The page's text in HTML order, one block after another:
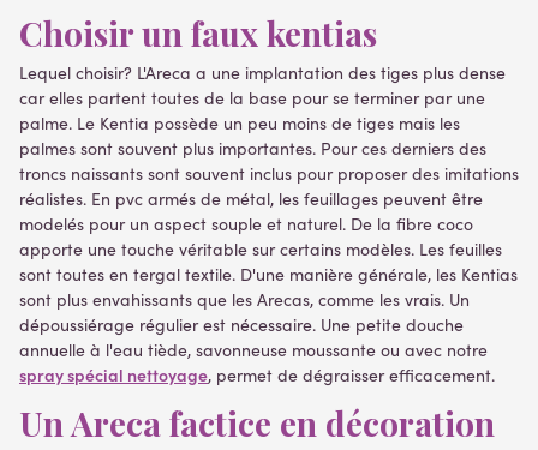
Choisir un faux kentias
Lequel choisir? L'Areca a une implantation des tiges plus dense
car elles partent toutes de la base pour se terminer par une
palme. Le Kentia possède un peu moins de tiges mais les
palmes sont souvent plus importantes. Pour ces derniers des
troncs naissants sont souvent inclus pour proposer des imitations
réalistes. En pvc armés de métal, les feuillages peuvent être
modelés pour un aspect souple et naturel. De la fibre coco
apporte une touche véritable sur certains modèles. Les feuilles
sont toutes en tergal textile. D'une manière générale, les Kentias
sont plus envahissants que les Arecas, comme les vrais. Un
dépoussiérage régulier est nécessaire. Une petite douche
annuelle à l'eau tiède, savonneuse moussante ou avec notre
spray spécial nettoyage, permet de dégraisser efficacement.
Un Areca factice en décoration